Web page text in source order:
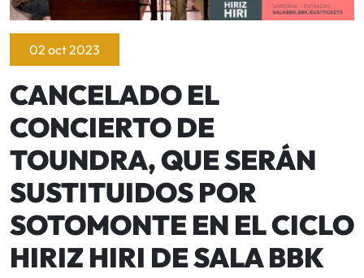
02 oct 2023
CANCELADO EL
CONCIERTO DE
TOUNDRA, QUE SERÁN
SUSTITUIDOS POR
SOTOMONTE EN EL CICLO
HIRIZ HIRI DE SALA BBK